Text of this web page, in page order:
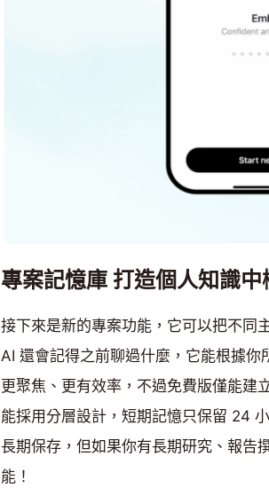
專案記憶庫 打造個人知識中
接下來是新的專案功能，它可以把不同
AI 還會記得之前聊過什麼，它能根據
更聚焦、更有效率，不過免費版僅能建
能採用分層設計，短期記憶只保留 24
長期保存，但如果你有長期研究、報告
能！